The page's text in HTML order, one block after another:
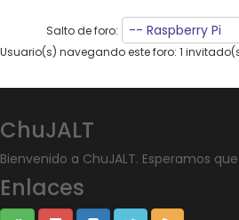
Salto de foro:
Usuario(s) navegando este foro: 1
ChuJALT
Bienvenido a ChuJALT. Esperamos
Enlaces